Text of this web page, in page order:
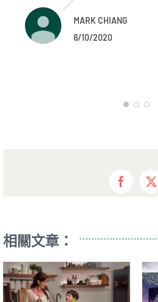
MARK CHIANG
6/10/2020
Facebook
X
相關文章：